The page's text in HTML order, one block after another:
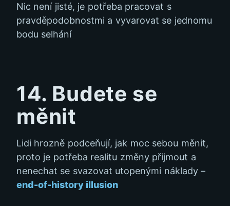
Nic není jisté, je potřeba pracovat s
pravděpodobnostmi a vyvarovat se jednomu
bodu selhání
14. Budete se
měnit
Lidi hrozně podceňují, jak moc sebou měnit,
proto je potřeba realitu změny přijmout a
nenechat se svazovat utopenými náklady –
end-of-history illusion